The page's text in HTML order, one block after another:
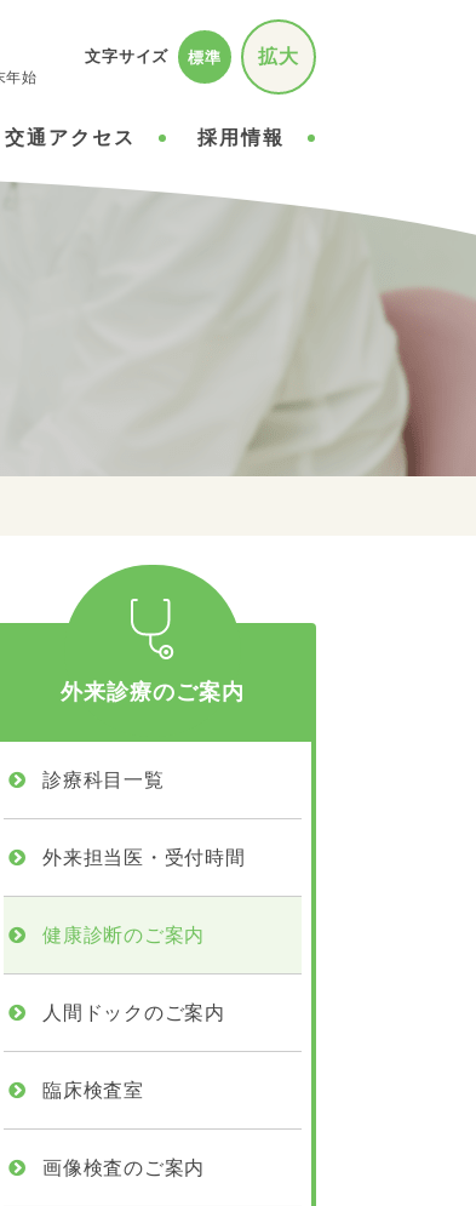
年始
文字サイズ 標準 拡大
交通アクセス 採用情報
外来診療のご案内
診療科目一覧
外来担当医・受付時間
健康診断のご案内
人間ドックのご案内
臨床検査室
画像検査のご案内